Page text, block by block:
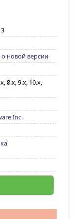
3
новой версии
8.x, 9.x, 10.x,
Inc.